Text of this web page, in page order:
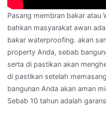
Pasang membran bakar atau
bahkan masyarakat awan
bakar waterproofing. akan
property Anda, sebab
serta di pastikan akan
di pastikan setelah
bangunan Anda akan aman
Sebab 10 tahun adalah